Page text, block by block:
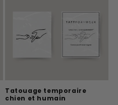
Tatouage temporaire
chien et humain